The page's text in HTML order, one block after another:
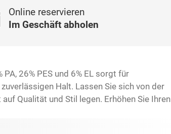
Online reservieren
Im Geschäft abholen
26% PES und 6% EL sorgt für
Halt. Lassen Sie sich von der
Qualität und Stil legen. Erhöhen Sie Ihren